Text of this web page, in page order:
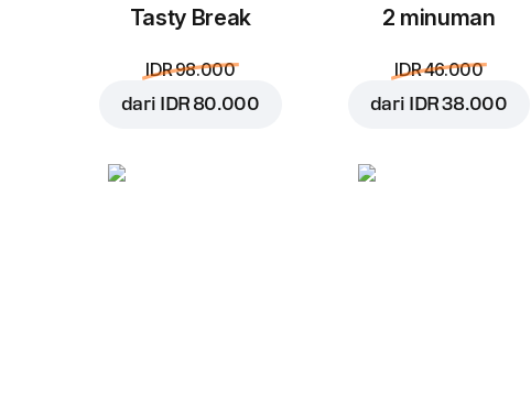
Tasty Break
IDR 98.000
dari IDR 80.000
2 minuman
IDR 46.000
dari IDR 38.000